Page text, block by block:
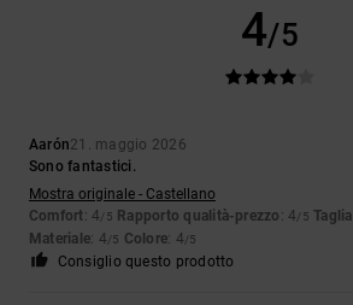
4/5
Aarón21. maggio 2026
Sono fantastici.
Mostra originale - Castellano
Comfort: 4/5 Rapporto qualità-prezzo : 4/5 Taglia
Materiale: 4/5 Colore: 4/5
Consiglio questo prodotto